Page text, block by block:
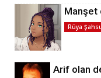
Manşet
Rüya
Arif olan